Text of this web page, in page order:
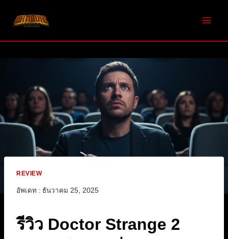
REVIEW
อัพเดท : ธันวาคม 25, 2025
รีวิว Doctor Strange 2